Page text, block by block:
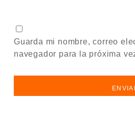
Guarda mi nombre, correo
navegador para la próxima